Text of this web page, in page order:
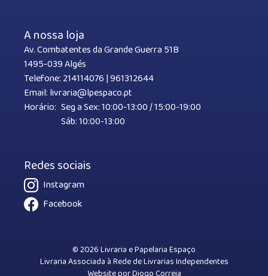
A nossa loja
Av. Combatentes da Grande Guerra 51B
1495-039 Algés
Telefone: 214114076 |961312644
Email: livraria@lpespaco.pt
Horário: Seg a Sex: 10:00-13:00 / 15:00-19:00
Sáb: 10:00-13:00
Redes sociais
Instagram
Facebook
© 2026 Livraria e Papelaria Espaço
Livraria Associada à Rede de Livrarias Independentes